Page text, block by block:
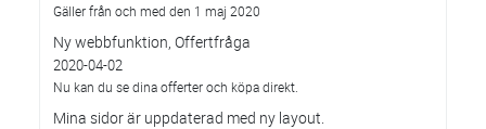
Gäller från och med den 1 maj 2020
Ny webbfunktion, Offertfråga
2020-04-02
Nu kan du se dina offerter och köpa direkt.
Mina sidor är uppdaterad med ny layout.